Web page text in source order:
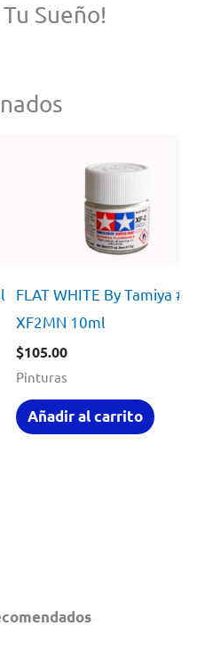
Sueño!
FLAT WHITE By Tamiya #
XF2MN 10ml
$105.00
Pinturas
Añadir al carrito